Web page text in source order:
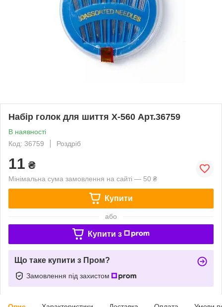
Набір голок для шиття X-560 Арт.36759
В наявності
Код: 36759
Роздріб
11 ₴
Мінімальна сума замовлення на сайті — 50 ₴
Купити
або
Купити з
Що таке купити з Пром?
Замовлення під захистом